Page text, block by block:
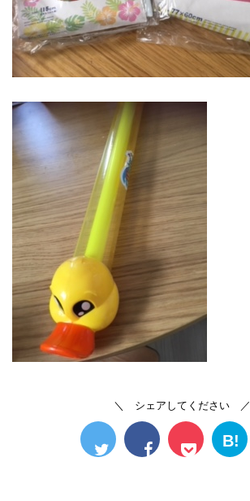
＼ シェアしてください ／
B!